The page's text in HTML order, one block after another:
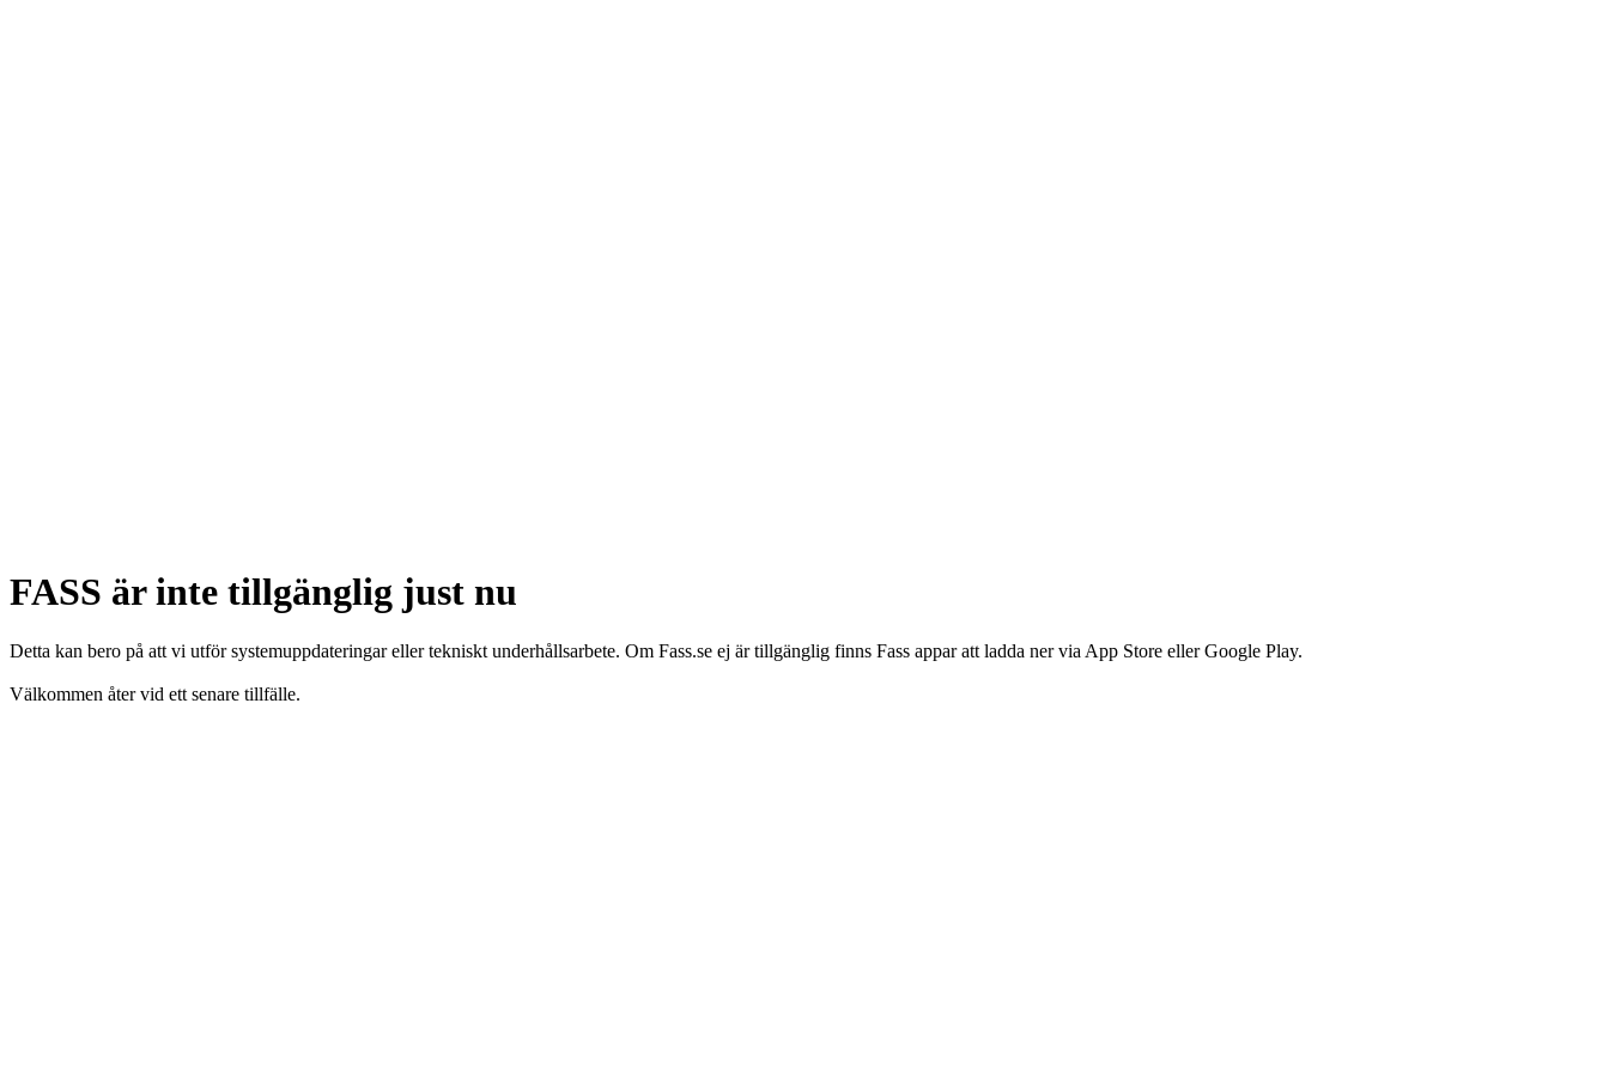
FASS är inte tillgänglig just nu
Detta kan bero på att vi utför systemuppdateringar eller tekniskt underhållsarbete. Om Fass.se ej är tillgänglig finns Fass appar att ladda ner via App Store eller Google Play.
Välkommen åter vid ett senare tillfälle.